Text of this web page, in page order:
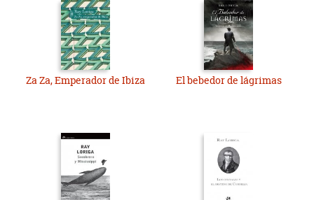
Za Za, Emperador de Ibiza El bebedor de lágrimas